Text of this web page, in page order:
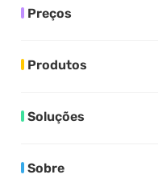
Preços
Produtos
Soluções
Sobre